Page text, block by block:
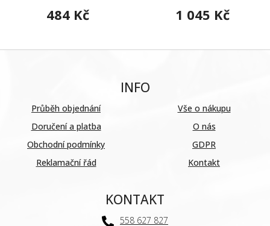
484 Kč 1 045 Kč
INFO
Průběh objednání
Doručení a platba
Obchodní podmínky
Reklamační řád
Vše o nákupu
O nás
GDPR
Kontakt
KONTAKT
558 627 827